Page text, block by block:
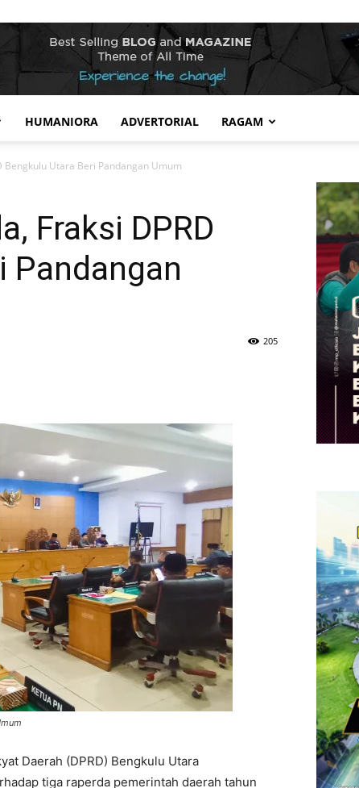
HUMANIORA ADVERTORIAL RAGAM
Bengkulu Utara Beri Pandangan Umum
Fraksi DPRD
Pandangan
205
Daerah (DPRD) Bengkulu Utara
tiga raperda pemerintah daerah tahun